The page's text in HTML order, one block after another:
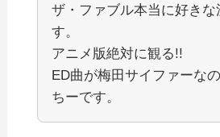
ザ・ファブル本当に好きな
す。
アニメ版絶対に観る!!
ED曲が梅田サイファーな
ちーです。